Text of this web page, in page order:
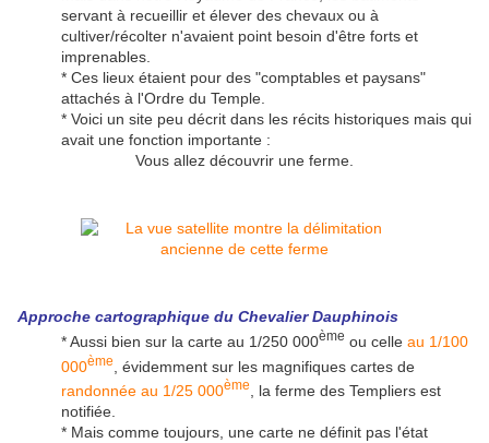
servant à recueillir et élever des chevaux ou à
cultiver/récolter n'avaient point besoin d'être forts et
imprenables.
* Ces lieux étaient pour des "comptables et paysans"
attachés à l'Ordre du Temple.
* Voici un site peu décrit dans les récits historiques mais qui
avait une fonction importante :
Vous allez découvrir une ferme.
Approche cartographique du Chevalier Dauphinois
* Aussi bien sur la carte au 1/250 000ème ou celle au 1/100
000ème
, évidemment sur les magnifiques cartes de
randonnée au 1/25 000ème
, la ferme des Templiers est
notifiée.
* Mais comme toujours, une carte ne définit pas l'état